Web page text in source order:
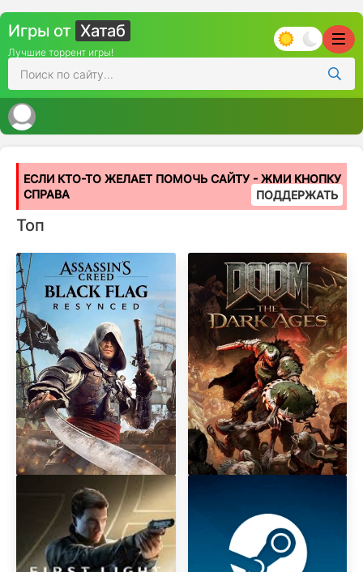
Игры от Хатаб
Лучшие торрент игры!
ЕСЛИ КТО-ТО ЖЕЛАЕТ ПОМОЧЬ САЙТУ - ЖМИ КНОПКУ
СПРАВА
ПОДДЕРЖАТЬ
Топ
Популярные игры
Assаssin's Creed Black Flag
Resynced
DOOM: The Dark Ages
Premium Edition + DLC
Revelations